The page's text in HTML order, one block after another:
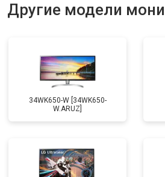
Другие модели
34WK650-W [34WK650-
W.ARUZ]